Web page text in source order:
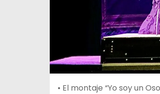
• El montaje “Yo soy un